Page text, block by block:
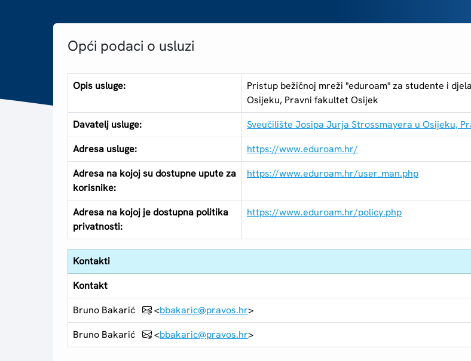
Opći podaci o usluzi
Opis usluge:
Pristup bežičnoj mreži "eduroam" za studente i
Osijeku, Pravni fakultet Osijek
Davatelj usluge:
Sveučilište Josipa Jurja Strossmayera u Osijeku,
Adresa usluge:
https://www.eduroam.hr/
Adresa na kojoj su dostupne upute za
korisnike:
https://www.eduroam.hr/user_man.php
Adresa na kojoj je dostupna politika
privatnosti:
https://www.eduroam.hr/policy.php
Kontakti
Kontakt
Bruno Bakarić
<bbakaric@pravos.hr>
Bruno Bakarić
<bbakaric@pravos.hr>